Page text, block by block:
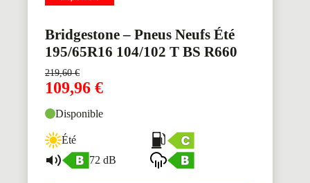
Bridgestone – Pneus Neufs Été
195/65R16 104/102 T BS R660
219,60€
109,96 €
Disponible
Été
72 dB